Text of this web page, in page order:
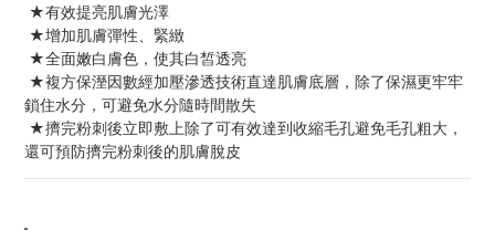
★有效提亮肌膚光澤
★增加肌膚彈性、緊緻
★全面嫩白膚色，使其白皙透亮
鎖住水分，可避免水分隨時間散失
還可預防擠完粉刺後的肌膚脫皮